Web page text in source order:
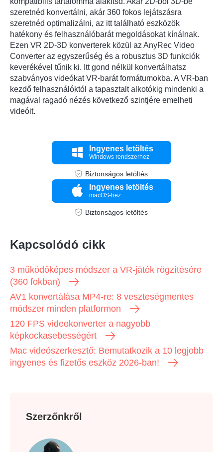
1. lépés.
2. lépés.
3. lépés
szeretnéd konvertálni, akár 360 fokos lejátszásra
szeretnéd optimalizálni, az itt található eszközök
hatékony és felhasználóbarát megoldásokat kínálnak.
Ezen VR 2D-3D konverterek közül az AnyRec Video
Converter az egyszerűség és a robusztus 3D funkciók
keverékével tűnik ki. Itt gond nélkül konvertálhatsz
szabványos videókat VR-barát formátumokba. A VR-ban
kezdő felhasználóktól a tapasztalt alkotókig mindenki a
magával ragadó nézés következő szintjére emelheti
videóit.
Ingyenes letöltés
Windows rendszerhez
Biztonságos letöltés
Ingyenes letöltés
macOS-hez
Biztonságos letöltés
Kapcsolódó cikk
3 működőképes módszer a VR-játék rögzítésére
(360 fokban)
AV1 konvertálása MP4-re: 8 veszteségmentes
módszer minden platformon
120 FPS videokonverter a nagyobb
képkockasebességért
Mac videószerkesztő: Bemutatkozik a 10 legjobb
ingyenes és fizetős eszköz 2026-ban!
Szerzőnkről